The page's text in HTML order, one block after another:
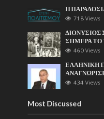
Η
718 Views
ΣΗΜΕΡΑ ΤΟ
460 Views
ΕΛΛΗΝΙΚΗ
434 Views
Most Discussed